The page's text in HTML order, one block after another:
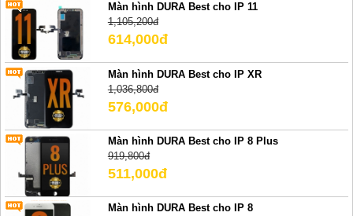
Màn hình DURA Best cho IP 11
1,105,200đ
614,000đ
Màn hình DURA Best cho IP XR
1,036,800đ
576,000đ
Màn hình DURA Best cho IP 8 Plus
919,800đ
511,000đ
Màn hình DURA Best cho IP 8